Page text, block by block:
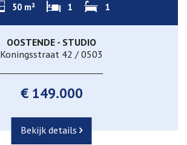
50 m² 1 1
OOSTENDE - STUDIO
Koningsstraat 42 / 0503
€ 149.000
Bekijk details